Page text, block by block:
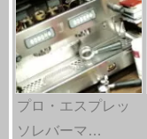
プロ・エスプレッ
ソレバーマ…